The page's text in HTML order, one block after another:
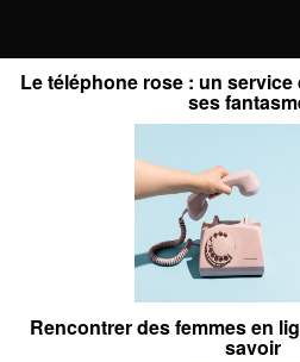
Le téléphone rose : un
ses
Rencontrer des femmes en
savoir